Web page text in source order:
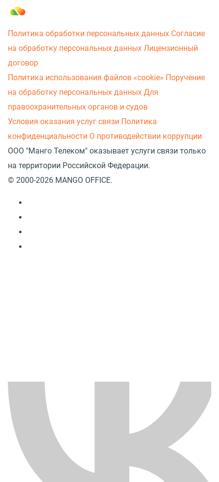
Политика обработки персональных данных Согласие
на обработку персональных данных Лицензионный
договор
Политика использования файлов «cookie» Поручение
на обработку персональных данных Для
правоохранительных органов и судов
Условия оказания услуг связи Политика
конфиденциальности О противодействии коррупции
ООО "Манго Телеком" оказывает услуги связи только
на территории Российской Федерации.
© 2000-2026 MANGO OFFICE.